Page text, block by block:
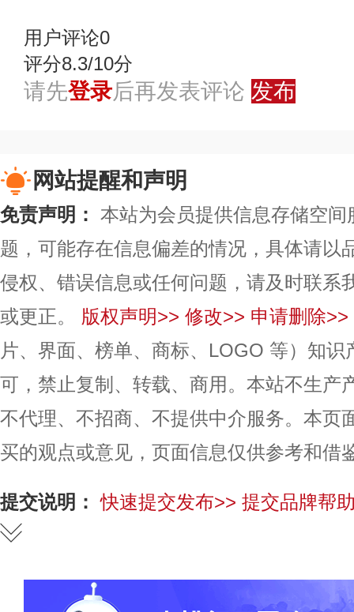
用户评论0
评分8.3/10分
请先登录后再发表评论 发布
网站提醒和声明
免责声明： 本站为会员提供信息存储空
题，可能存在信息偏差的情况，具体请以
侵权、错误信息或任何问题，请及时联系
或更正。
版权声明>> 修改>> 申请删除>>
片、界面、榜单、商标、LOGO 等）知
可，禁止复制、转载、商用。本站不生产
不代理、不招商、不提供中介服务。本页
买的观点或意见，页面信息仅供参考和借
提交说明： 快速提交发布>> 提交品牌帮